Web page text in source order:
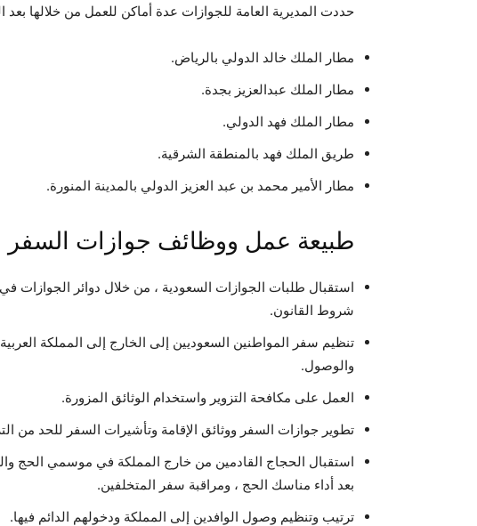
حددت المديرية العامة للجوازات عدة أماكن للعمل من خلالها بعد
مطار الملك خالد الدولي بالرياض.
مطار الملك عبدالعزيز بجدة.
مطار الملك فهد الدولي.
طريق الملك فهد بالمنطقة الشرقية.
مطار الأمير محمد بن عبد العزيز الدولي بالمدينة المنورة.
طبيعة عمل ووظائف جوازات السفر
استقبال طلبات الجوازات السعودية ، من خلال دوائر الجوازات
شروط القانون.
تنظيم سفر المواطنين السعوديين إلى الخارج إلى المملكة
والوصول.
العمل على مكافحة التزوير واستخدام الوثائق المزورة.
تطوير جوازات السفر ووثائق الإقامة وتأشيرات السفر للحد من
استقبال الحجاج القادمين من خارج المملكة في موسمي الحج
بعد أداء مناسك الحج ، ومراقبة سفر المتخلفين.
ترتيب وتنظيم وصول الوافدين إلى المملكة ودخولهم الدائم فيها.